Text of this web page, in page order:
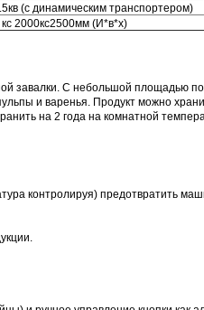
(с динамическим транспортером)
2000кс2500мм (И*в*х)
завалки. С небольшой площадью
и варенья. Продукт можно
на 2 года на комнатной
контролируя) предотвратить